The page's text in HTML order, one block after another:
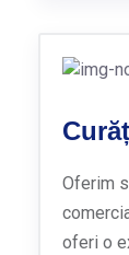
Oferim
oferi o